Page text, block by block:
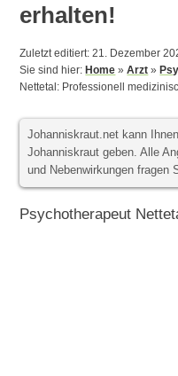
erhalten!
Zuletzt editiert: 21. Dezember
Sie sind hier:Home »Arzt »
Nettetal: Professionell
Johanniskraut.net kann
Johanniskraut geben. Alle
und Nebenwirkungen fragen
Psychotherapeut